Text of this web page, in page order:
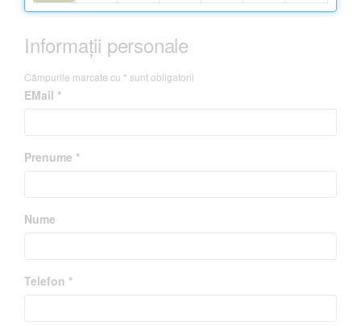
Informații personale
Câmpurile marcate cu * sunt obligatorii
EMail *
Prenume *
Nume
Telefon *